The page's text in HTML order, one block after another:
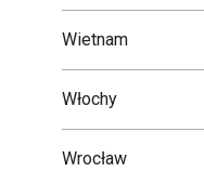
Wietnam
Włochy
Wrocław